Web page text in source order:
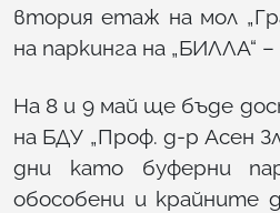
втория етаж на мол
на паркинга на „БИЛЛА“ –
На 8 и 9 май ще бъде
на БДУ „Проф. д-р Асен
дни като буферни
обособени и крайните